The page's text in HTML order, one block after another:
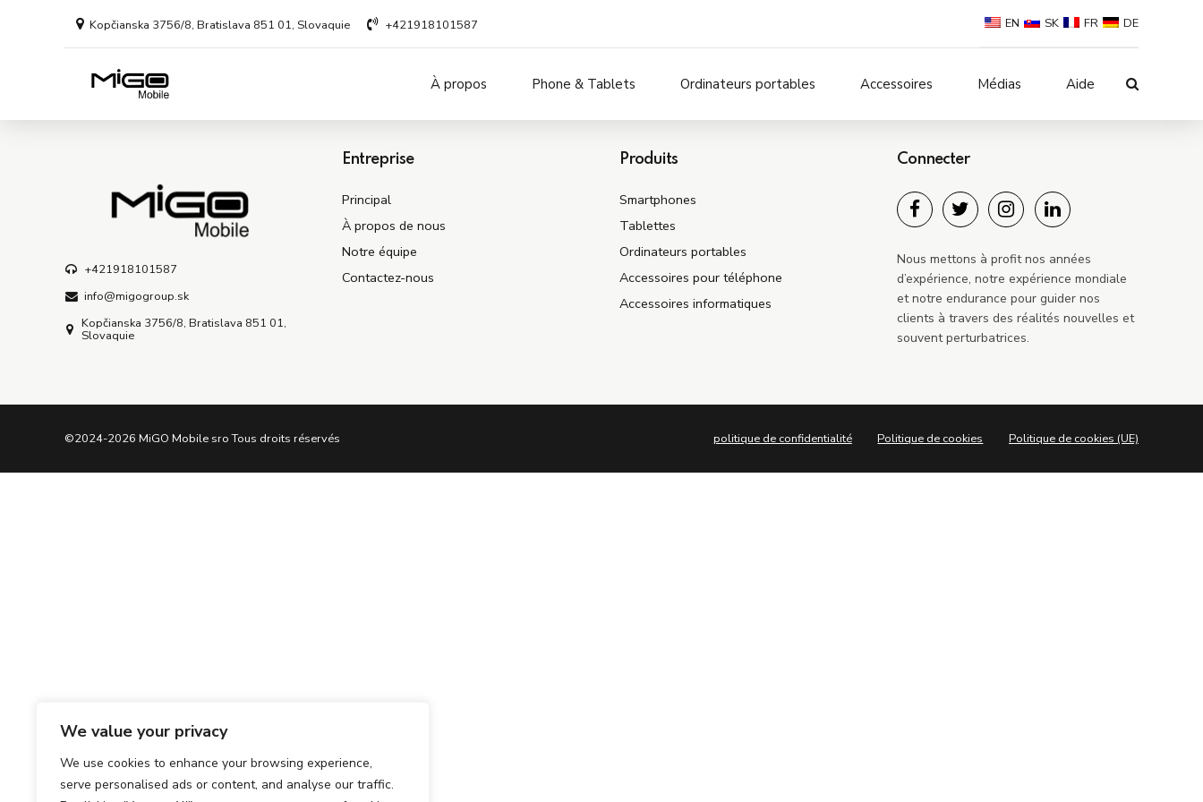
We value your privacy
We use cookies to enhance your browsing experience,
serve personalised ads or content, and analyse our traffic.
Kopčianska 3756/8, Bratislava 851 01, Slovaquie +421918101587 EN SK FR DE
À propos Phone & Tablets Ordinateurs portables Accessoires
Banques d'alimentation pour
téléphones
Médias Aide
+421918101587
info@migogroup.sk
Kopčianska 3756/8, Bratislava 851 01,
Slovaquie
Entreprise
Principal
À propos de nous
Notre équipe
Contactez-nous
Produits
Smartphones
Tablettes
Ordinateurs portables
Accessoires pour téléphone
Accessoires informatiques
Connecter
Nous mettons à profit nos années
d’expérience, notre expérience mondiale
et notre endurance pour guider nos
clients à travers des réalités nouvelles et
souvent perturbatrices.
©2024-2026 MiGO Mobile sro Tous droits réservés politique de confidentialité Politique de cookies Politique de cookies (UE)